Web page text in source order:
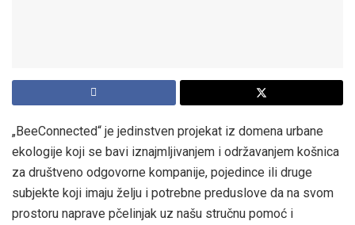
„BeeConnected“ je jedinstven projekat iz domena urbane
ekologije koji se bavi iznajmljivanjem i održavanjem košnica
za društveno odgovorne kompanije, pojedince ili druge
subjekte koji imaju želju i potrebne preduslove da na svom
prostoru naprave pčelinjak uz našu stručnu pomoć i